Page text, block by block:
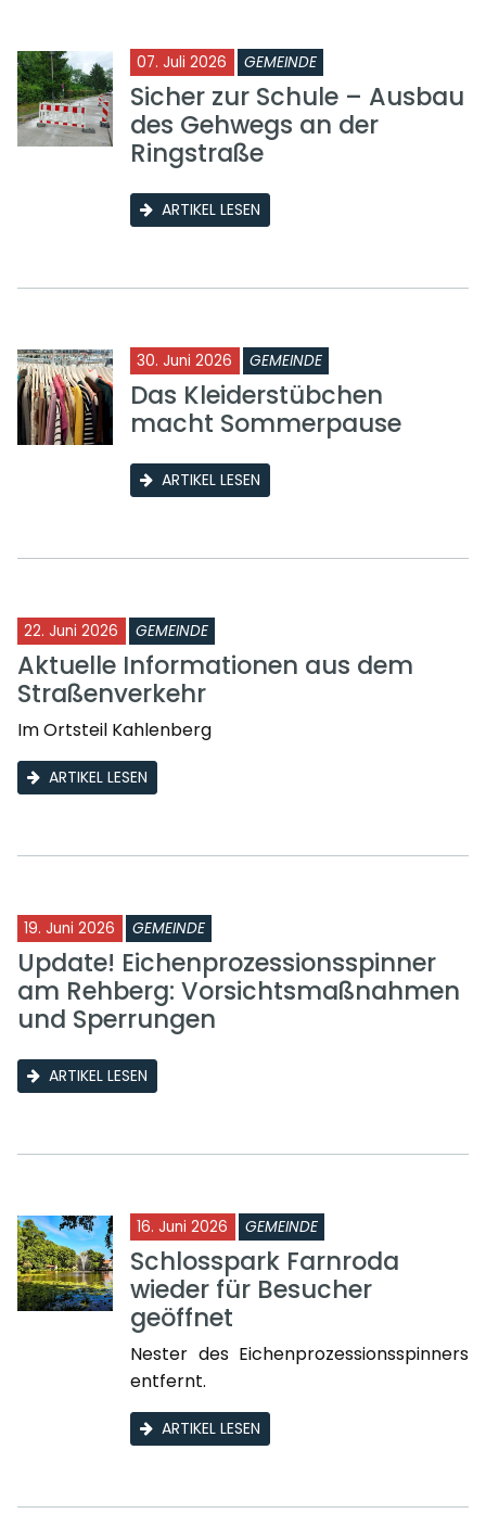
07. Juli 2026 GEMEINDE
Sicher zur Schule – Ausbau
des Gehwegs an der
Ringstraße
ARTIKEL LESEN
30. Juni 2026 GEMEINDE
Das Kleiderstübchen
macht Sommerpause
ARTIKEL LESEN
22. Juni 2026 GEMEINDE
Aktuelle Informationen aus dem
Straßenverkehr
Im Ortsteil Kahlenberg
ARTIKEL LESEN
19. Juni 2026 GEMEINDE
Update! Eichenprozessionsspinner
am Rehberg: Vorsichtsmaßnahmen
und Sperrungen
ARTIKEL LESEN
16. Juni 2026 GEMEINDE
Schlosspark Farnroda
wieder für Besucher
geöffnet
Nester des Eichenprozessionsspinners
entfernt.
ARTIKEL LESEN